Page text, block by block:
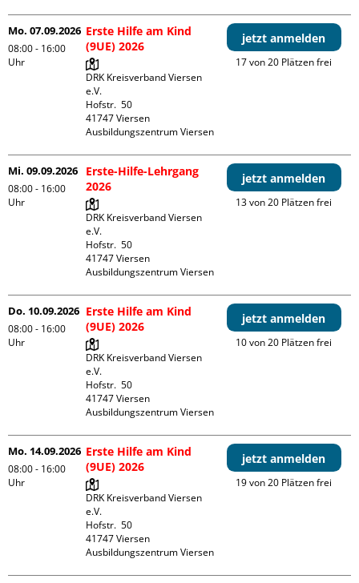
Mo. 07.09.2026
08:00 - 16:00
Uhr
Erste Hilfe am Kind
(9UE) 2026
DRK Kreisverband Viersen
e.V.
Hofstr.  50
41747 Viersen
Ausbildungszentrum Viersen
jetzt anmelden
17 von 20 Plätzen frei
Mi. 09.09.2026
08:00 - 16:00
Uhr
Erste-Hilfe-Lehrgang
2026
DRK Kreisverband Viersen
e.V.
Hofstr.  50
41747 Viersen
Ausbildungszentrum Viersen
jetzt anmelden
13 von 20 Plätzen frei
Do. 10.09.2026
08:00 - 16:00
Uhr
Erste Hilfe am Kind
(9UE) 2026
DRK Kreisverband Viersen
e.V.
Hofstr.  50
41747 Viersen
Ausbildungszentrum Viersen
jetzt anmelden
10 von 20 Plätzen frei
Mo. 14.09.2026
08:00 - 16:00
Uhr
Erste Hilfe am Kind
(9UE) 2026
DRK Kreisverband Viersen
e.V.
Hofstr.  50
41747 Viersen
Ausbildungszentrum Viersen
jetzt anmelden
19 von 20 Plätzen frei